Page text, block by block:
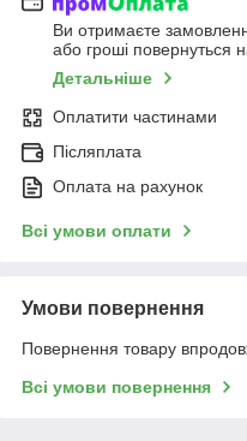
Ви отримаєте
або гроші повернуться
Детальніше
Оплатити частинами
Післяплата
Оплата на рахунок
Всі умови оплати
Умови повернення
Повернення товару
Всі умови повернення